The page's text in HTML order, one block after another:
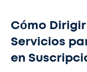
Cómo
Servicios
en